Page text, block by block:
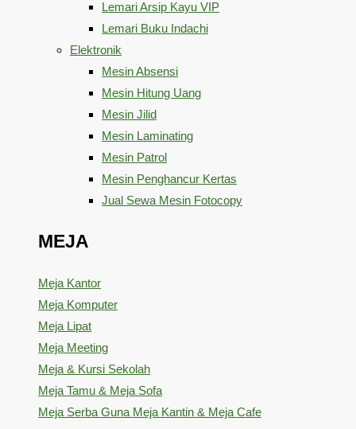
Lemari Arsip Kayu VIP
Lemari Buku Indachi
Elektronik
Mesin Absensi
Mesin Hitung Uang
Mesin Jilid
Mesin Laminating
Mesin Patrol
Mesin Penghancur Kertas
Jual Sewa Mesin Fotocopy
MEJA
Meja Kantor
Meja Komputer
Meja Lipat
Meja Meeting
Meja & Kursi Sekolah
Meja Tamu & Meja Sofa
Meja Serba Guna Meja Kantin & Meja Cafe